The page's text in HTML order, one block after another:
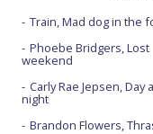
Train, Mad dog in the
Phoebe Bridgers, Lost
weekend
Carly Rae Jepsen, Day
night
Brandon Flowers,